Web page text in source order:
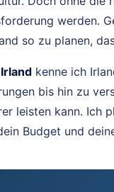
werden.
so zu planen,
kenne ich
bis hin zu
leisten kann. Ich
Budget und